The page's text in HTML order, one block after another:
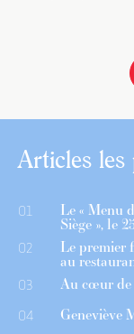
Articles les
01 Le « Menu
Siège », le
02 Le premier
au
03 Au cœur de
04 Geneviève